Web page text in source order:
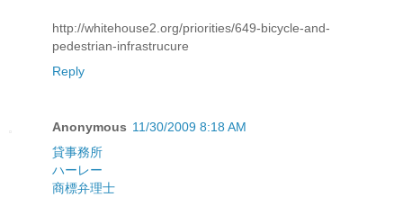
http://whitehouse2.org/priorities/649-bicycle-and-
pedestrian-infrastrucure
Reply
Anonymous 11/30/2009 8:18 AM
貸事務所
ハーレー
商標弁理士